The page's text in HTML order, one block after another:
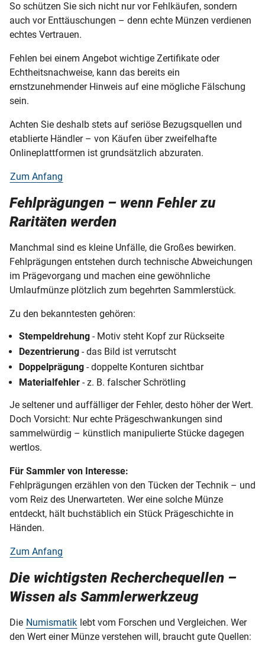
So schützen Sie sich nicht nur vor Fehlkäufen, sondern
auch vor Enttäuschungen – denn echte Münzen verdienen
echtes Vertrauen.
Fehlen bei einem Angebot wichtige Zertifikate oder
Echtheitsnachweise, kann das bereits ein
ernstzunehmender Hinweis auf eine mögliche Fälschung
sein.
Achten Sie deshalb stets auf seriöse Bezugsquellen und
etablierte Händler – von Käufen über zweifelhafte
Onlineplattformen ist grundsätzlich abzuraten.
Zum Anfang
Fehlprägungen – wenn Fehler zu
Raritäten werden
Manchmal sind es kleine Unfälle, die Großes bewirken.
Fehlprägungen entstehen durch technische Abweichungen
im Prägevorgang und machen eine gewöhnliche
Umlaufmünze plötzlich zum begehrten Sammlerstück.
Zu den bekanntesten gehören:
Stempeldrehung - Motiv steht Kopf zur Rückseite
Dezentrierung - das Bild ist verrutscht
Doppelprägung - doppelte Konturen sichtbar
Materialfehler - z. B. falscher Schrötling
Je seltener und auffälliger der Fehler, desto höher der Wert.
Doch Vorsicht: Nur echte Prägeschwankungen sind
sammelwürdig – künstlich manipulierte Stücke dagegen
wertlos.
Für Sammler von Interesse:
Fehlprägungen erzählen von den Tücken der Technik – und
vom Reiz des Unerwarteten. Wer eine solche Münze
entdeckt, hält buchstäblich ein Stück Prägeschichte in
Händen.
Zum Anfang
Die wichtigsten Recherchequellen –
Wissen als Sammlerwerkzeug
Die Numismatik lebt vom Forschen und Vergleichen. Wer
den Wert einer Münze verstehen will, braucht gute Quellen: